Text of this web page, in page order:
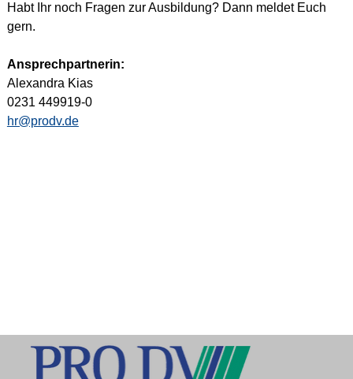
Habt Ihr noch Fragen zur Ausbildung? Dann meldet Euch
gern.
Ansprechpartnerin:
Alexandra Kias
0231 449919-0
hr@prodv.de